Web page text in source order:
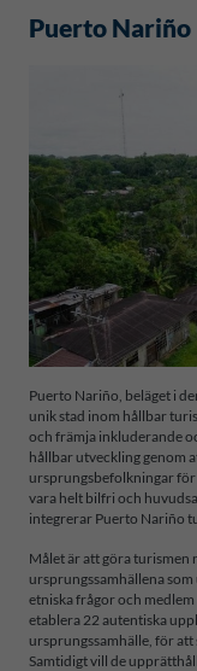
Puerto Nariño
Puerto Nariño, beläget i
unik stad inom hållbar
och främja inkluderande
hållbar utveckling genom
ursprungsbefolkningar för
vara helt bilfri och
integrerar Puerto Nariño
Målet är att göra turismen
ursprungssamhällena
etniska frågor och
etablera 22 autentiska
ursprungssamhälle, för
Samtidigt vill de